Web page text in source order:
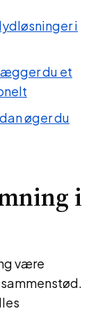
i
du et
øger du
i
være